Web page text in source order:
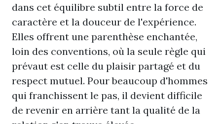
dans cet équilibre subtil entre la force de
caractère et la douceur de l'expérience.
Elles offrent une parenthèse enchantée,
loin des conventions, où la seule règle qui
prévaut est celle du plaisir partagé et du
respect mutuel. Pour beaucoup d'hommes
qui franchissent le pas, il devient difficile
de revenir en arrière tant la qualité de la